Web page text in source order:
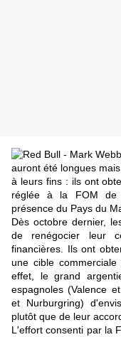
auront été longues
à leurs fins : ils ont
réglée à la FOM de
présence du Pays du
Dès octobre dernier,
de renégocier leur
financières. Ils ont
une cible
effet, le grand
espagnoles (Valence
et Nurburgring)
plutôt que de leur
L'effort consenti par la